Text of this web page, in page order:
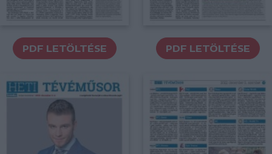
PDF LETÖLTÉSE PDF LETÖLTÉSE